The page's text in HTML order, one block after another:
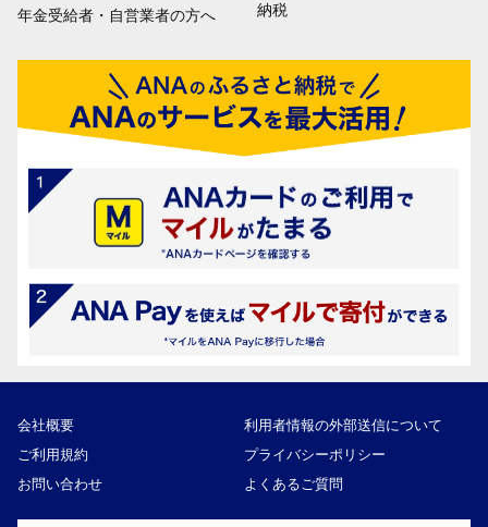
年金受給者・自営業者の方へ
納税
会社概要
利用者情報の外部送信について
ご利用規約
プライバシーポリシー
お問い合わせ
よくあるご質問